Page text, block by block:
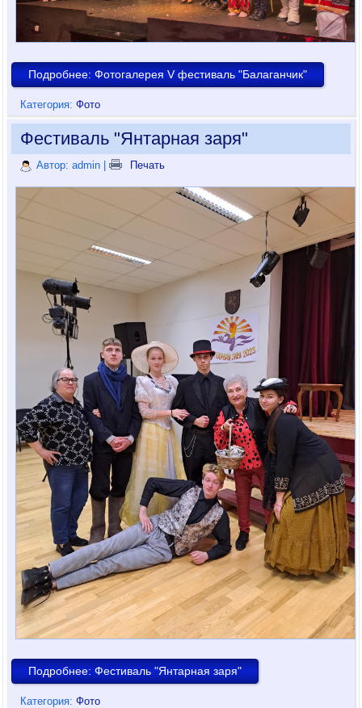
Подробнее: Фотогалерея V фестиваль "Балаганчик"
Категория:Фото
Фестиваль "Янтарная заря"
Автор: admin | Печать
Подробнее: Фестиваль "Янтарная заря"
Категория:Фото